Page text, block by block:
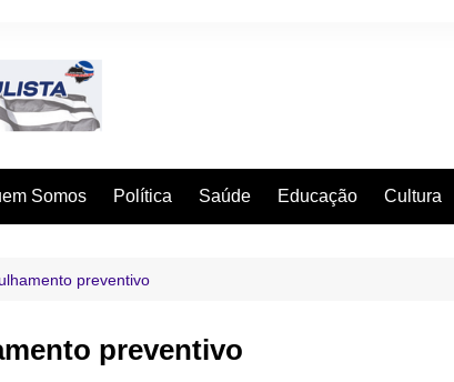
Somos Política Saúde Educação Cultura
preventivo
preventivo